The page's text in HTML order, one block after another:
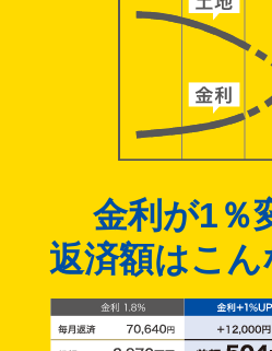
金利が1％
返済額はこん